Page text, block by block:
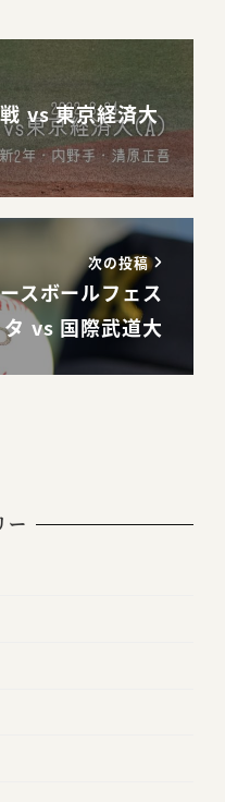
vs 東京経済大
次の投稿
スボールフェス
タ vs 国際武道大
ー